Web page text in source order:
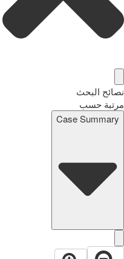
نصائح البحث
مرتبة حسب
Case Summary